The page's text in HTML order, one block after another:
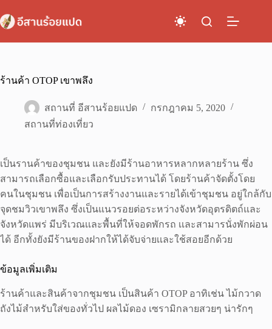
to
content
ร้านค้า OTOP เขาพลึง
สถานที่ อีสานร้อยแปด
กรกฎาคม 5, 2020
สถานที่ท่องเที่ยว
เป็นรานค้าของชุมชน และยังมีร้านอาหารหลากหลายร้าน ซึ่ง
สามารถเลือกซื้อและเลือกรับประทานได้ โดยร้านค้าจัดตั้งโดย
คนในชุมชน เพื่อเป็นการสร้างงานและรายได้เข้าชุมชน อยู่ใกล้กับ
จุดชมวิวเขาพลึง ซึ่งเป็นแนวรอยต่อระหว่างจังหวัดอุตรดิตถ์และ
จังหวัดแพร่ มีบริเวณเเละพื้นที่ให้จอดพักรถ เเละสามารนั่งพักผ่อน
ได้ อีกทั้งยังมีร้านของฝากให้ได้จับจ่ายเเละใช้สอยอีกด้วย
ข้อมูลเพิ่มเติม
ร้านค้าและสินค้าจากชุมชน เป็นสินค้า OTOP อาทิเช่น ไม้กวาด
ถังไม้สำหรับใส่ของทั่วไป ผลไม้ดอง เซรามิกลายสวยๆ น่ารักๆ